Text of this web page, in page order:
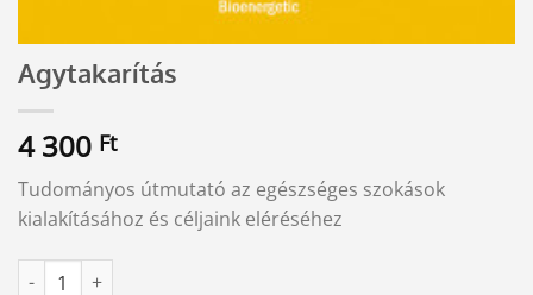
Agytakarítás
4 300 Ft
Tudományos útmutató az egészséges szokások
kialakításához és céljaink eléréséhez
Agytakarítás mennyiség
Alternative: